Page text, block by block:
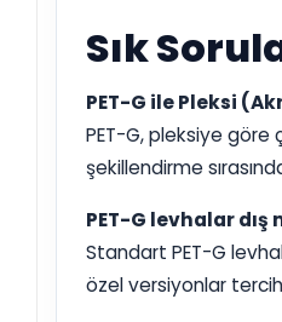
Sık
PET-G ile Pleksi
PET-G, pleksiye göre
şekillendirme
PET-G levhalar
Standart PET-G
özel versiyonlar